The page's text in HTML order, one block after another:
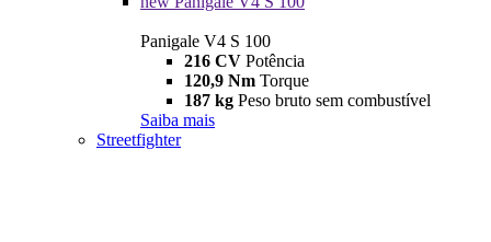
Panigale V4 S 100
216 CV Potência
120,9 Nm Torque
187 kg Peso bruto sem combustível
Saiba mais
Streetfighter